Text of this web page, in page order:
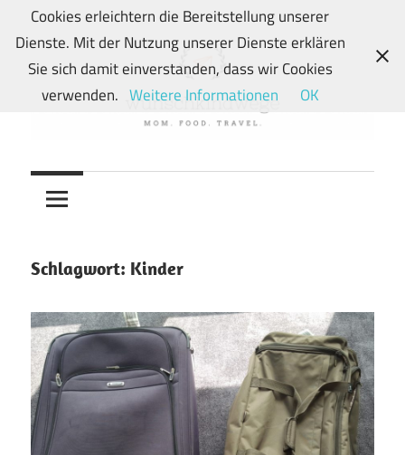
Zum
Inhalt
springen
wunschkindwege
Wunschkindern
und
Mein
Food-
und
Travelblog
Schlagwort: Kinder
Cookies erleichtern die Bereitstellung unserer
Dienste. Mit der Nutzung unserer Dienste erklären
Sie sich damit einverstanden, dass wir Cookies
verwenden. Weitere Informationen OK